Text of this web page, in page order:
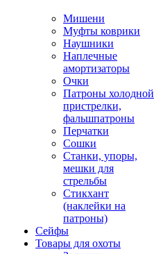
Мишени
Муфты коврики
Наушники
Наплечные
амортизаторы
Очки
Патроны холодной
пристрелки,
фальшпатроны
Перчатки
Сошки
Станки, упоры,
мешки для
стрельбы
Стикхант
(наклейки на
патроны)
Сейфы
Товары для охоты